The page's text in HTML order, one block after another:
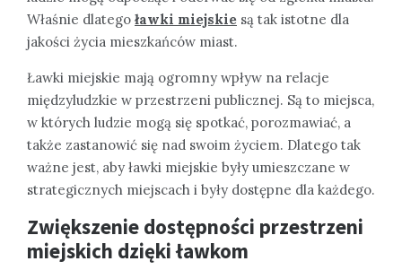
Właśnie dlatego ławki miejskie są tak istotne dla
jakości życia mieszkańców miast.
Ławki miejskie mają ogromny wpływ na relacje
międzyludzkie w przestrzeni publicznej. Są to miejsca,
w których ludzie mogą się spotkać, porozmawiać, a
także zastanowić się nad swoim życiem. Dlatego tak
ważne jest, aby ławki miejskie były umieszczane w
strategicznych miejscach i były dostępne dla każdego.
Zwiększenie dostępności przestrzeni
miejskich dzięki ławkom